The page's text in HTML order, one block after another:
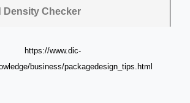
Density Checker
https://www.dic-
business/packagedesign_tips.html